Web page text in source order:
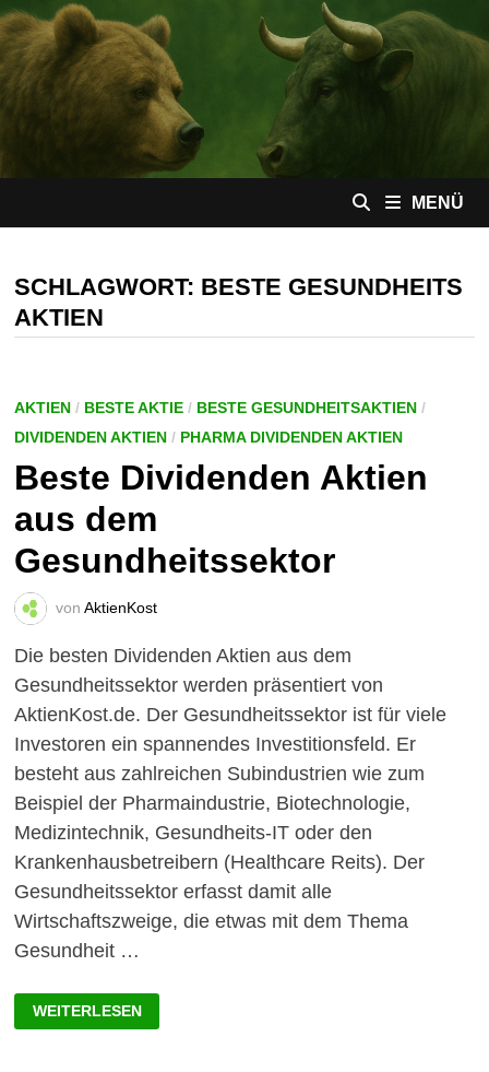
Zum
Inhalt
springen
MENÜ
SCHLAGWORT: BESTE GESUNDHEITS
AKTIEN
AKTIEN/ BESTE AKTIE/ BESTE GESUNDHEITSAKTIEN/
DIVIDENDEN AKTIEN/ PHARMA DIVIDENDEN AKTIEN
Beste Dividenden Aktien
aus dem
Gesundheitssektor
von AktienKost
Die besten Dividenden Aktien aus dem
Gesundheitssektor werden präsentiert von
AktienKost.de. Der Gesundheitssektor ist für viele
Investoren ein spannendes Investitionsfeld. Er
besteht aus zahlreichen Subindustrien wie zum
Beispiel der Pharmaindustrie, Biotechnologie,
Medizintechnik, Gesundheits-IT oder den
Krankenhausbetreibern (Healthcare Reits). Der
Gesundheitssektor erfasst damit alle
Wirtschaftszweige, die etwas mit dem Thema
Gesundheit …
BESTE
DIVIDENDEN
AKTIEN
WEITERLESEN